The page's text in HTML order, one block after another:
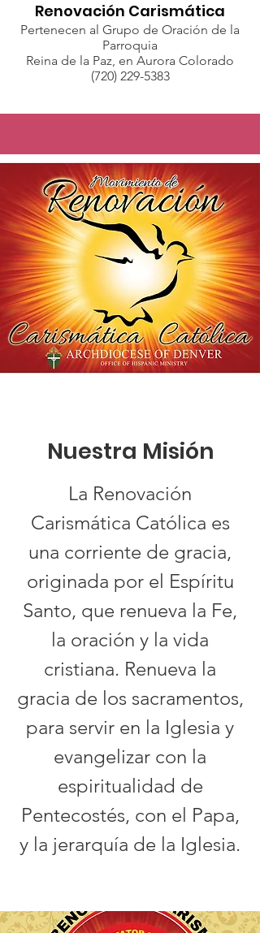
Renovación Carismática
Pertenecen al Grupo de Oración de la
Parroquia
Reina de la Paz, en Aurora Colorado
(720) 229-5383
Nuestra Misión
La Renovación
Carismática Católica es
una corriente de gracia,
originada por el Espíritu
Santo, que renueva la Fe,
la oración y la vida
cristiana. Renueva la
gracia de los sacramentos,
para servir en la Iglesia y
evangelizar con la
espiritualidad de
Pentecostés, con el Papa,
y la jerarquía de la Iglesia.